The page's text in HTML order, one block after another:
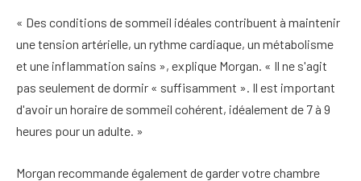
« Des conditions de sommeil idéales contribuent à maintenir
une tension artérielle, un rythme cardiaque, un métabolisme
et une inflammation sains », explique Morgan. « Il ne s'agit
pas seulement de dormir « suffisamment ». Il est important
d'avoir un horaire de sommeil cohérent, idéalement de 7 à 9
heures pour un adulte. »
Morgan recommande également de garder votre chambre